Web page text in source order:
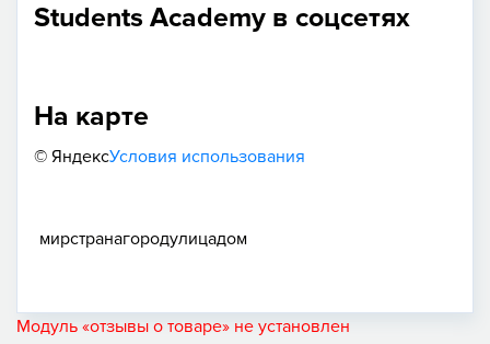
Students Academy в соцсетях
На карте
© ЯндексУсловия использования
мирстранагородулицадом
Модуль «отзывы о товаре» не установлен